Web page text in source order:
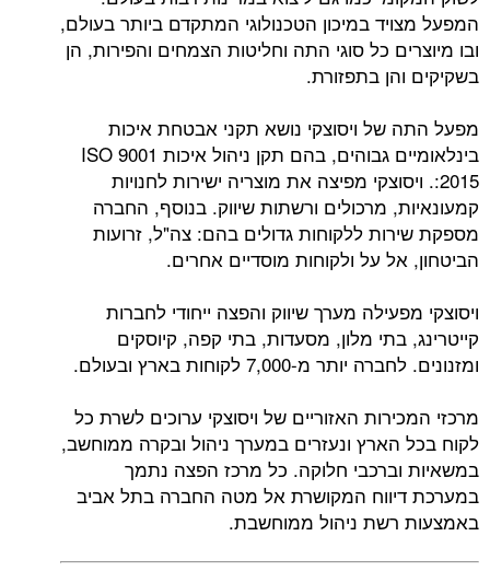
המפעל מצויד במיכון הטכנולוגי המתקדם ביותר בעולם,
ובו מיוצרים כל סוגי התה וחליטות הצמחים והפירות, הן
בשקיקים והן בתפזורת.
מפעל התה של ויסוצקי נושא תקני אבטחת איכות
בינלאומיים גבוהים, בהם תקן ניהול איכות ISO 9001
:2015. ויסוצקי מפיצה את מוצריה ישירות לחנויות
קמעונאיות, מרכולים ורשתות שיווק. בנוסף, החברה
מספקת שירות ללקוחות גדולים בהם: צה"ל, זרועות
הביטחון, אל על ולקוחות מוסדיים אחרים.
ויסוצקי מפעילה מערך שיווק והפצה ייחודי לחברות
קייטרינג, בתי מלון, מסעדות, בתי קפה, קיוסקים
ומזנונים. לחברה יותר מ-7,000 לקוחות בארץ ובעולם.
מרכזי המכירות האזוריים של ויסוצקי ערוכים לשרת כל
לקוח בכל הארץ ונעזרים במערך ניהול ובקרה ממוחשב,
במשאיות וברכבי חלוקה. כל מרכז הפצה נתמך
במערכת דיווח המקושרת אל מטה החברה בתל אביב
באמצעות רשת ניהול ממוחשבת.